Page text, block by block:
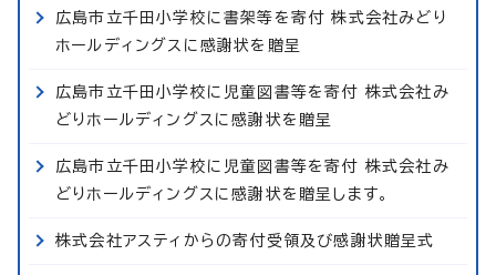
広島市立千田小学校に書架等を寄付 株式会社みどり
ホールディングスに感謝状を贈呈
広島市立千田小学校に児童図書等を寄付 株式会社み
どりホールディングスに感謝状を贈呈
広島市立千田小学校に児童図書等を寄付 株式会社み
どりホールディングスに感謝状を贈呈します。
株式会社アスティからの寄付受領及び感謝状贈呈式